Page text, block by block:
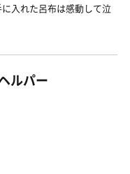
入れた呂布は感動して泣
ルパー